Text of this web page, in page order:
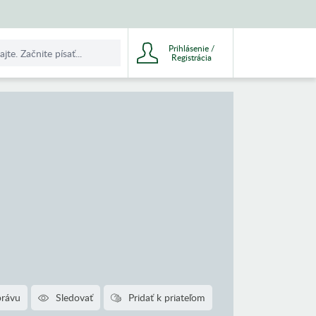
Prihlásenie /
Registrácia
Sledovať Pridať k priateľom